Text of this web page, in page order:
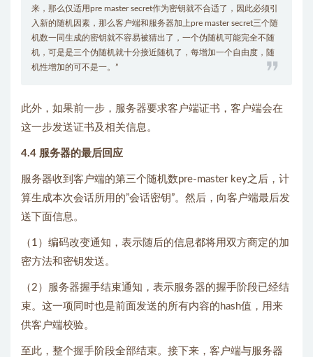
来，那么仅适用pre master secret作为密钥就不合适了，因此必须引
入新的随机因素，那么客户端和服务器加上pre master secret三个随
机数一同生成的密钥就不容易被猜出了，一个伪随机可能完全不随
机，可是是三个伪随机就十分接近随机了，每增加一个自由度，随
机性增加的可不是一。”
此外，如果前一步，服务器要求客户端证书，客户端会在
这一步发送证书及相关信息。
4.4 服务器的最后回应
服务器收到客户端的第三个随机数pre-master key之后，计
算生成本次会话所用的”会话密钥”。然后，向客户端最后发
送下面信息。
（1）编码改变通知，表示随后的信息都将用双方商定的加
密方法和密钥发送。
（2）服务器握手结束通知，表示服务器的握手阶段已经结
束。这一项同时也是前面发送的所有内容的hash值，用来
供客户端校验。
至此，整个握手阶段全部结束。接下来，客户端与服务器